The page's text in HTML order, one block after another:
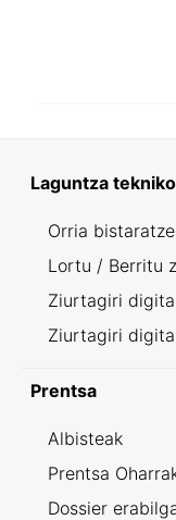
Laguntza
Orria
Lortu / Berritu
Ziurtagiri
Ziurtagiri
Prentsa
Albisteak
Prentsa
Dossier